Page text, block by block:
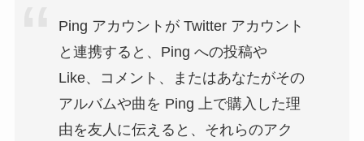
Ping アカウントが Twitter アカウント
と連携すると、Ping への投稿や
Like、コメント、またはあなたがその
アルバムや曲を Ping 上で購入した理
由を友人に伝えると、それらのアク